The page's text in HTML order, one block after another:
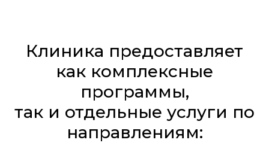
Клиника предоставляет
как комплексные
программы,
так и отдельные услуги по
направлениям: